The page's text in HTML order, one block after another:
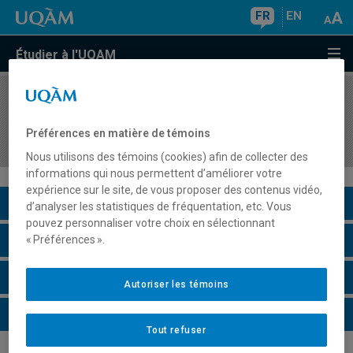
FR EN
Étudier à l'UQAM
COURS//
des compétences professionnelles
Description du cours
Horaire - Été 2026
Horaire - Automne 2026
Horaire - Hiver 2027
Préférences en matière de témoins
Nous utilisons des témoins (cookies) afin de collecter des
informations qui nous permettent d’améliorer votre
expérience sur le site, de vous proposer des contenus vidéo,
d’analyser les statistiques de fréquentation, etc. Vous
pouvez personnaliser votre choix en sélectionnant
« Préférences ».
Tout refuser
Autoriser les témoins